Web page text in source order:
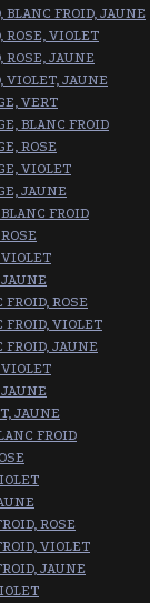
FROID, JAUNE
ROSE, VIOLET
JAUNE
VIOLET, JAUNE
VERT
BLANC FROID
ROSE
VIOLET
JAUNE
FROID
ROSE
FROID, VIOLET
JAUNE
VIOLET
JAUNE
FROID
ROSE
VIOLET
JAUNE